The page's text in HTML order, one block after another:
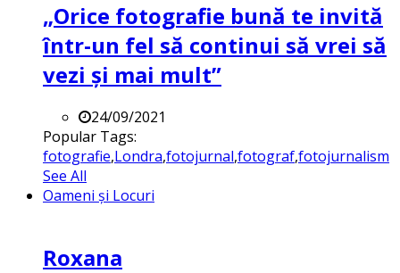
„Orice fotografie bună te invită
într-un fel să continui să vrei să
vezi și mai mult”
24/09/2021
Popular Tags:
fotografie,Londra,fotojurnal,fotograf,fotojurnalism
See All
Oameni și Locuri
Roxana